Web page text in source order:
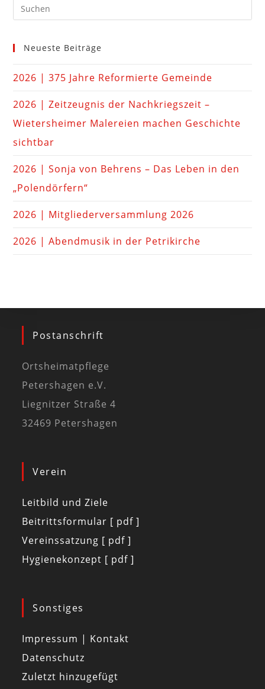
Neueste Beiträge
2026 | 375 Jahre Reformierte Gemeinde
2026 | Zeitzeugnis der Nachkriegszeit –
Wietersheimer Malereien machen Geschichte
sichtbar
2026 | Sonja von Behrens – Das Leben in den
„Polendörfern“
2026 | Mitgliederversammlung 2026
2026 | Abendmusik in der Petrikirche
Postanschrift
Ortsheimatpflege
Petershagen e.V.
Liegnitzer Straße 4
32469 Petershagen
Verein
Leitbild und Ziele
Beitrittsformular [ pdf ]
Vereinssatzung [ pdf ]
Hygienekonzept [ pdf ]
Sonstiges
Impressum | Kontakt
Datenschutz
Zuletzt hinzugefügt